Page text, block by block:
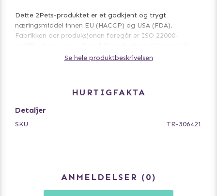
Dette 2Pets-produktet er et godkjent og trygt
næringsmiddel innen EU (HACCP) og USA (FDA).
Fabrikken der produksjonen foregår er ISO 22000-
utføres kontrollen av veterinærer fra Jordbruksverket før
produktene sendes videre til oss. 2Pets-produktene er
merket i henhold til gjeldende EU-lovgivning og svenske
forskrifter, noe som gir hundeeiere full trygghet når de
Se hele produktbeskrivelsen
HURTIGFAKTA
Detaljer
SKU TR-306421
ANMELDELSER 0